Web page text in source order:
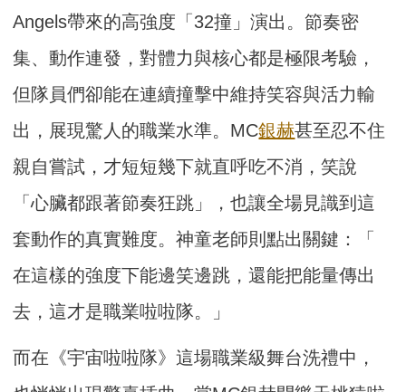
Angels帶來的高強度「32撞」演出。節奏密
集、動作連發，對體力與核心都是極限考驗，
但隊員們卻能在連續撞擊中維持笑容與活力輸
出， 展現驚人的職業水準。MC銀赫甚至忍不住
親自嘗試， 才短短幾下就直呼吃不消，笑說
「心臟都跟著節奏狂跳」，也讓全場見識到這
套動作的真實難度。神童老師則點出關鍵：「
在這樣的強度下能邊笑邊跳，還能把能量傳出
去，這才是職業啦啦隊。」
而在《宇宙啦啦隊》這場職業級舞台洗禮中，